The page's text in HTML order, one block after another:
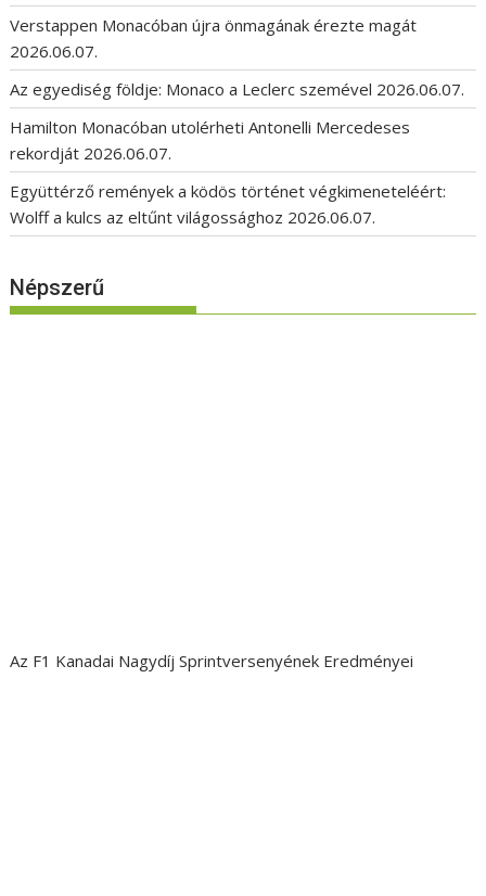
Verstappen Monacóban újra önmagának érezte magát
2026.06.07.
Az egyediség földje: Monaco a Leclerc szemével 2026.06.07.
Hamilton Monacóban utolérheti Antonelli Mercedeses
rekordját 2026.06.07.
Együttérző remények a ködös történet végkimeneteléért:
Wolff a kulcs az eltűnt világossághoz 2026.06.07.
Népszerű
Az F1 Kanadai Nagydíj Sprintversenyének Eredményei